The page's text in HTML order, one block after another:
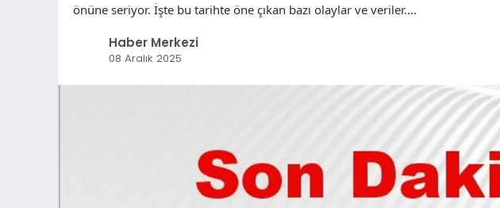
önüne seriyor. İşte bu tarihte öne çıkan bazı olaylar ve veriler….
Haber Merkezi
08 Aralık 2025